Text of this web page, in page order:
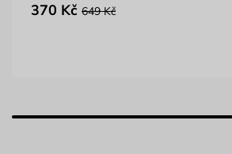
370 Kč 649 Kč